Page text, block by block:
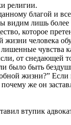
религии.
благой и
видим лишь
которое
человека
чувства
от снедающей
было быть
жизни?”
же он
втупик